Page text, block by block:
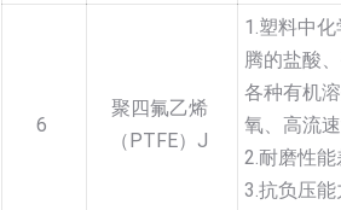
6
聚四氟乙烯
（PTFE）J
1.塑料中
腾的盐酸
各种有机
氧、高流
2.耐磨性能
3.抗负压能